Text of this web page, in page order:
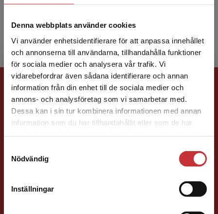
Denna webbplats använder cookies
Vi använder enhetsidentifierare för att anpassa innehållet
och annonserna till användarna, tillhandahålla funktioner
för sociala medier och analysera vår trafik. Vi
vidarebefordrar även sådana identifierare och annan
information från din enhet till de sociala medier och
annons- och analysföretag som vi samarbetar med.
Dessa kan i sin tur kombinera informationen med annan
information som du har tillhandahållit eller som de har
Nödvändig
Inställningar
Begränsad fraktregion
Det verkar som att du besöker
studentlitteratur.se via en enhet utanför Sverige.
Vi erbjuder inte leveranser utanför Sverige. För
att kunna slutföra ett köp måste
lektor på Chalmers...
Förlagskontakt